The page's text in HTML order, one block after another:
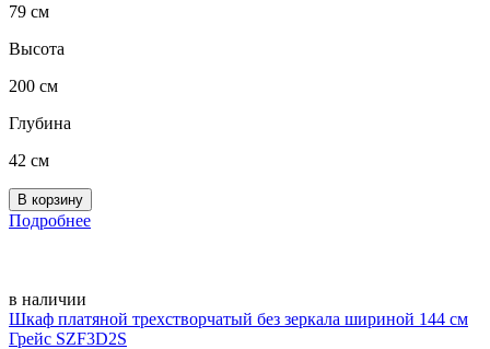
79 см
Высота
200 см
Глубина
42 см
Подробнее
в наличии
Шкаф платяной трехстворчатый без зеркала шириной 144 см
Грейс SZF3D2S